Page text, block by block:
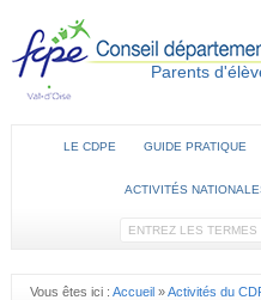
Parents
LE CDPE GUIDE PRATIQUE
ACTIVITÉS
Vous êtes ici : Accueil»Activités du